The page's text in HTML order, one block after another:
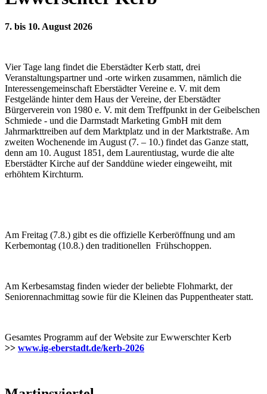
7. bis 10. August 2026
Vier Tage lang findet die Eberstädter Kerb statt, drei
Veranstaltungspartner und -orte wirken zusammen, nämlich die
Interessengemeinschaft Eberstädter Vereine e. V. mit dem
Festgelände hinter dem Haus der Vereine, der Eberstädter
Bürgerverein von 1980 e. V. mit dem Treffpunkt in der Geibelschen
Schmiede - und die Darmstadt Marketing GmbH mit dem
Jahrmarkttreiben auf dem Marktplatz und in der Marktstraße. Am
zweiten Wochenende im August (7. – 10.) findet das Ganze statt,
denn am 10. August 1851, dem Laurentiustag, wurde die alte
Eberstädter Kirche auf der Sanddüne wieder eingeweiht, mit
erhöhtem Kirchturm.
Am Freitag (7.8.) gibt es die offizielle Kerberöffnung und am
Kerbemontag (10.8.) den traditionellen Frühschoppen.
Am Kerbesamstag finden wieder der beliebte Flohmarkt, der
Seniorennachmittag sowie für die Kleinen das Puppentheater statt.
Gesamtes Programm auf der Website zur Ewwerschter Kerb
>> www.ig-eberstadt.de/kerb-2026